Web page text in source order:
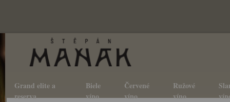
Grand elite a
reserva
Biele
víno
Červené
víno
Ružové
víno